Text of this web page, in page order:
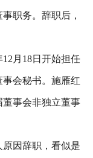
职务。辞职后，
月18日开始担任
会秘书。施雁红
董事会非独立董事
因辞职，看似是